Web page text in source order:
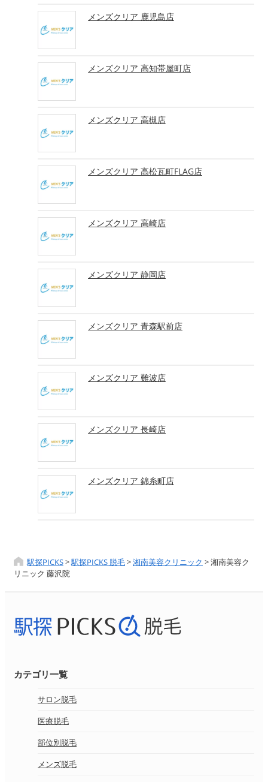
メンズクリア 鹿児島店
メンズクリア 高知帯屋町店
メンズクリア 高槻店
メンズクリア 高松瓦町FLAG店
メンズクリア 高崎店
メンズクリア 静岡店
メンズクリア 青森駅前店
メンズクリア 難波店
メンズクリア 長崎店
メンズクリア 錦糸町店
駅探PICKS>駅探PICKS 脱毛>湘南美容クリニック >湘南美容ク
リニック 藤沢院
カテゴリ一覧
サロン脱毛
医療脱毛
部位別脱毛
メンズ脱毛